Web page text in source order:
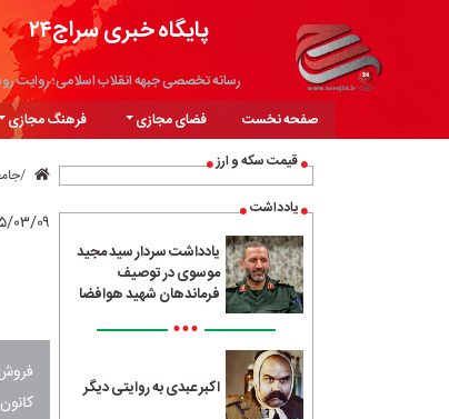
پایگاه خبری سراج۲۴
رسانه تخصصی جبهه انقلاب اسلامی؛ روایت
صفحه نخست فضای مجازی فرهنگ مجازی
قیمت سکه و ارز
یادداشت
یادداشت سردار سید مجید
موسوی در توصیف
فرماندهان شهید هوافضا
•••
اکبر عبدی به روایتی دیگر
۱۴۰۵/۰۳/۰۹